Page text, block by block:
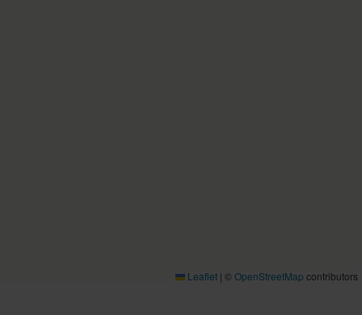
Leaflet | ©OpenStreetMap contributors